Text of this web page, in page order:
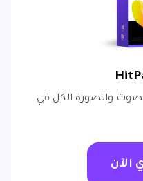
والصورة الكل في
الآن